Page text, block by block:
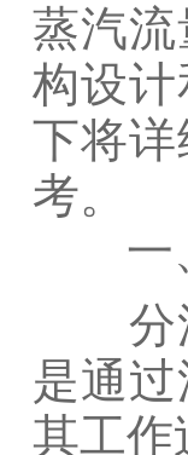
蒸汽
构设
下将
考。
一、
分流
是通
其工作